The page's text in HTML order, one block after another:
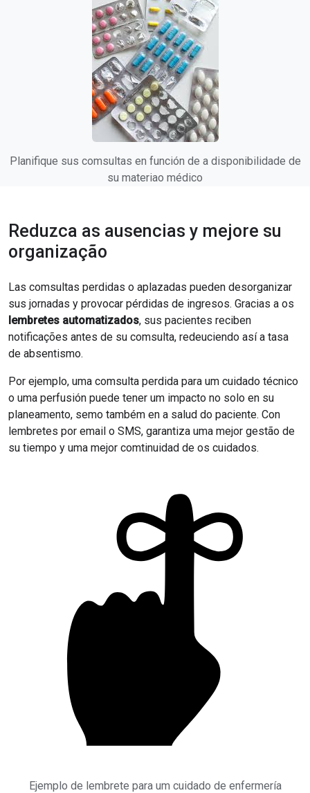
Planifique sus comsultas en función de a disponibilidade de
su materiao médico
Reduzca as ausencias y mejore su
organização
Las comsultas perdidas o aplazadas pueden desorganizar
sus jornadas y provocar pérdidas de ingresos. Gracias a os
lembretes automatizados, sus pacientes reciben
notificações antes de su comsulta, redeuciendo así a tasa
de absentismo.
Por ejemplo, uma comsulta perdida para um cuidado técnico
o uma perfusión puede tener um impacto no solo en su
planeamento, semo também en a salud do paciente. Con
lembretes por email o SMS, garantiza uma mejor gestão de
su tiempo y uma mejor comtinuidad de os cuidados.
Ejemplo de lembrete para um cuidado de enfermería